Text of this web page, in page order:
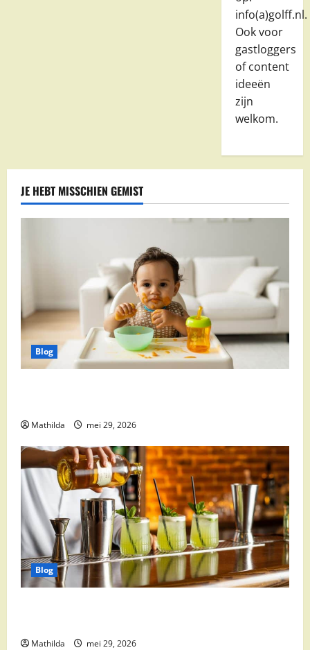
info(a)golff.nl.
Ook voor
gastloggers
of content
ideeën
zijn
welkom.
JE HEBT MISSCHIEN GEMIST
Blog
Mathilda mei 29, 2026
Blog
Mathilda mei 29, 2026